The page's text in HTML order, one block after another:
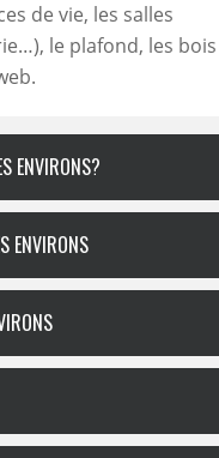
de vie, les salles
le plafond, les bois
ENVIRONS?
ENVIRONS